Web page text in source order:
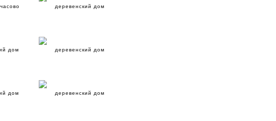
деревенский дом
дом деревенский дом
дом деревенский дом